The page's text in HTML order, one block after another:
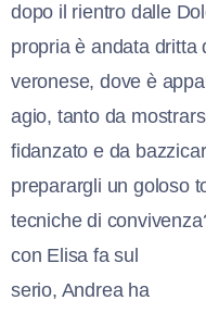
dopo il rientro dalle
propria è andata dritta
veronese, dove è
agio, tanto da
fidanzato e da
preparargli un goloso
tecniche di
con Elisa fa sul
serio, Andrea ha